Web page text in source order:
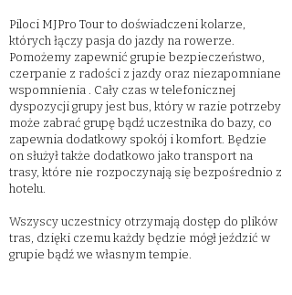
Piloci MJPro Tour to doświadczeni kolarze,
których łączy pasja do jazdy na rowerze.
Pomożemy zapewnić grupie bezpieczeństwo,
czerpanie z radości z jazdy oraz niezapomniane
wspomnienia . Cały czas w telefonicznej
dyspozycji grupy jest bus, który w razie potrzeby
może zabrać grupę bądź uczestnika do bazy, co
zapewnia dodatkowy spokój i komfort. Będzie
on służył także dodatkowo jako transport na
trasy, które nie rozpoczynają się bezpośrednio z
hotelu.
Wszyscy uczestnicy otrzymają dostęp do plików
tras, dzięki czemu każdy będzie mógł jeździć w
grupie bądź we własnym tempie.